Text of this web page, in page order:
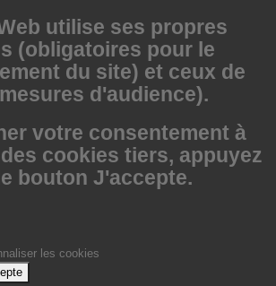
utilise ses propres
(obligatoires pour le
du site) et ceux de
d'audience).
votre consentement à
cookies tiers, appuyez
bouton J'accepte.
les cookies